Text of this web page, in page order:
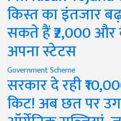
किस्त का इंतजार
सकते हैं ₹2,000
अपना स्टेटस
Government Scheme
सरकार दे रही
किट! अब छत पर